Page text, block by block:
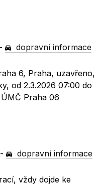
-
dopravní informace
6, Praha, uzavřeno,
od 2.3.2026 07:00 do
Praha 06
-
dopravní informace
vždy dojde ke